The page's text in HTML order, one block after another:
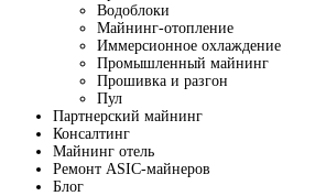
Водоблоки
Майнинг-отопление
Иммерсионное охлаждение
Промышленный майнинг
Прошивка и разгон
Пул
Партнерский майнинг
Консалтинг
Майнинг отель
Ремонт ASIC-майнеров
Блог